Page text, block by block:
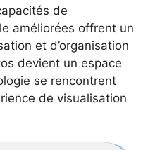
de
améliorées offrent un
et d’organisation
devient un espace
se rencontrent
de visualisation